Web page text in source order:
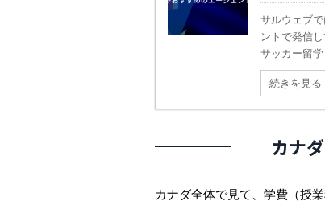
サルウェブ
ントで発信
サッカー留
続きを見る
カナ
カナダ全体で見て、学費（授